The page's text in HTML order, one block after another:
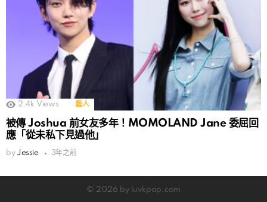
2.4k Views 藝人
被傳 Joshua 前女友多年！MOMOLAND Jane 委屈回
應「從未私下見過他」
by Jessie 3年之前
© 2026 by luvkpop.com